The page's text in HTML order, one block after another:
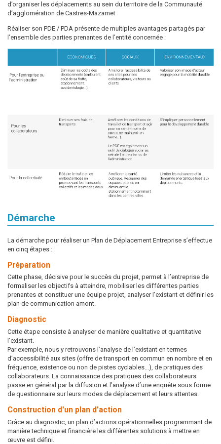
d’organiser les déplacements au sein du territoire de la Communauté
d’agglomération de Castres-Mazamet
Réaliser son PDE / PDA présente de multiples avantages partagés par
l’ensemble des parties prenantes de l’entité concernée :
Démarche
La démarche pour réaliser un Plan de Déplacement Entreprise s’effectue
en cinq étapes :
Préparation
Cette phase, décisive pour le succès du projet, permet à l’entreprise de
formaliser les objectifs à atteindre, mobiliser les différentes parties
prenantes et constituer une équipe projet, analyser l’existant et définir les
plan de communication amont.
Diagnostic
Cette étape consiste à analyser de manière qualitative et quantitative
l’existant.
Par exemple, nous y retrouvons l’analyse de l’existant en termes
d’accessibilité aux sites (offre de transport en commun en nombre et en
fréquence, existence ou non de pistes cyclables...), de pratiques des
collaborateurs. La connaissance des pratiques des collaborateurs
passe en général par la diffusion et l’analyse d’une enquête sous forme
de questionnaire sur leurs modes de déplacement et leurs attentes.
Construction d'un plan d'action
Grâce au diagnostic, un plan d’actions opérationnelles programmant de
manière technique et financière les différentes solutions à mettre en
œuvre est défini.